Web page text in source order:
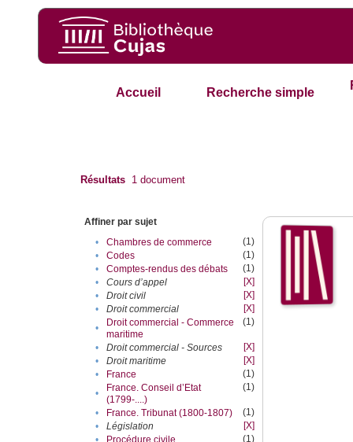
Accueil Recherche simple
Résultats 1 document
Affiner par sujet
•
Chambres de commerce
(1)
•
Codes
(1)
•
Comptes-rendus des débats
(1)
•
Cours d’appel
[X]
•
Droit civil
[X]
•
Droit commercial
[X]
•
Droit commercial - Commerce
maritime
(1)
• Droit commercial - Sources
[X]
•
Droit maritime
[X]
•
France
(1)
•
France. Conseil d’Etat
(1799-....)
(1)
• France. Tribunat (1800-1807)
(1)
•
Législation
[X]
(1)